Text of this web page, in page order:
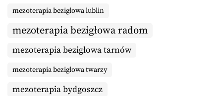
mezoterapia bezigłowa lublin
mezoterapia bezigłowa radom
mezoterapia bezigłowa tarnów
mezoterapia bezigłowa twarzy
mezoterapia bydgoszcz